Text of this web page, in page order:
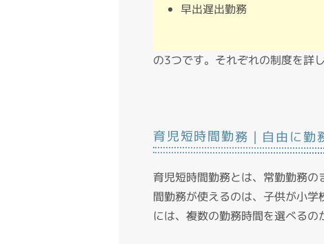
早出遅出勤務
の3つです。それぞれの制度を詳
育児短時間勤務｜自由に勤
育児短時間勤務とは、常勤勤務
間勤務が使えるのは、子供が小
には、複数の勤務時間を選べるの